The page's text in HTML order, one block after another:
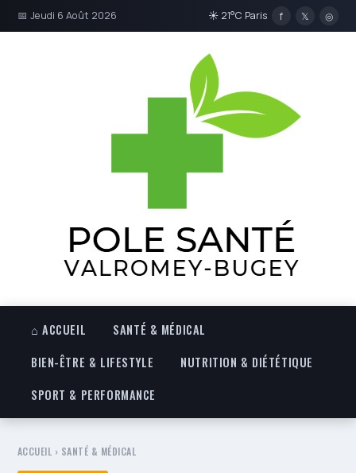
📅 Jeudi 6 Août 2026 ☀ 21°C Paris f 𝕏 ◎
⌂ ACCUEIL
SANTÉ & MÉDICAL
BIEN-ÊTRE & LIFESTYLE
NUTRITION & DIÉTÉTIQUE
SPORT & PERFORMANCE
ACCUEIL › SANTÉ & MÉDICAL